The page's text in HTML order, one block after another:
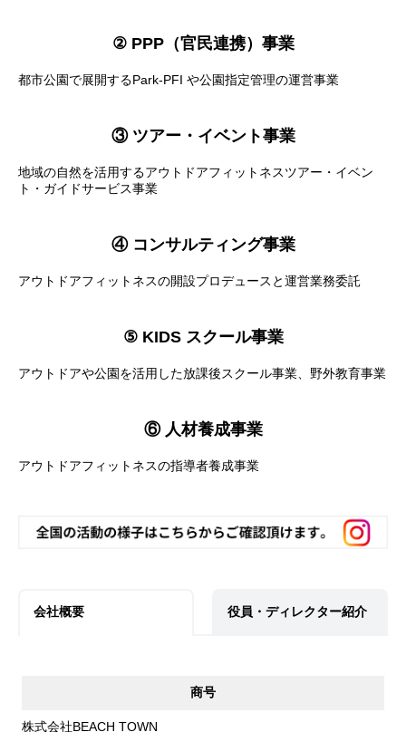
② PPP（官民連携）事業
都市公園で展開するPark-PFI や公園指定管理の運営事業
③ ツアー・イベント事業
地域の自然を活用するアウトドアフィットネスツアー・イベン
ト・ガイドサービス事業
④ コンサルティング事業
アウトドアフィットネスの開設プロデュースと運営業務委託
⑤ KIDS スクール事業
アウトドアや公園を活用した放課後スクール事業、野外教育事業
⑥ 人材養成事業
アウトドアフィットネスの指導者養成事業
会社概要 役員・ディレクター紹介
商号
株式会社BEACH TOWN